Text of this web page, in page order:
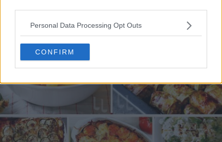
Personal Data Processing Opt Outs
CONFIRM